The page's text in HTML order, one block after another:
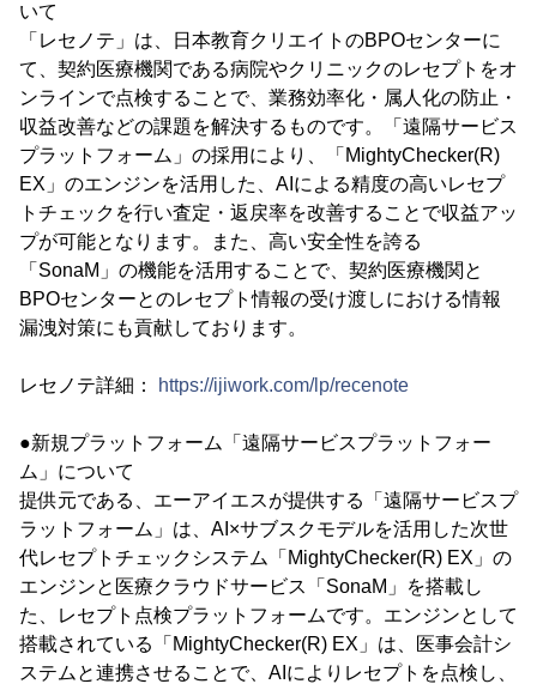
いて
「レセノテ」は、日本教育クリエイトのBPOセンターに
て、契約医療機関である病院やクリニックのレセプトをオ
ンラインで点検することで、業務効率化・属人化の防止・
収益改善などの課題を解決するものです。「遠隔サービス
プラットフォーム」の採用により、「MightyChecker(R)
EX」のエンジンを活用した、AIによる精度の高いレセプ
トチェックを行い査定・返戻率を改善することで収益アッ
プが可能となります。また、高い安全性を誇る
「SonaM」の機能を活用することで、契約医療機関と
BPOセンターとのレセプト情報の受け渡しにおける情報
漏洩対策にも貢献しております。
レセノテ詳細： https://ijiwork.com/lp/recenote
●新規プラットフォーム「遠隔サービスプラットフォー
ム」について
提供元である、エーアイエスが提供する「遠隔サービスプ
ラットフォーム」は、AI×サブスクモデルを活用した次世
代レセプトチェックシステム「MightyChecker(R) EX」の
エンジンと医療クラウドサービス「SonaM」を搭載し
た、レセプト点検プラットフォームです。エンジンとして
搭載されている「MightyChecker(R) EX」は、医事会計シ
ステムと連携させることで、AIによりレセプトを点検し、